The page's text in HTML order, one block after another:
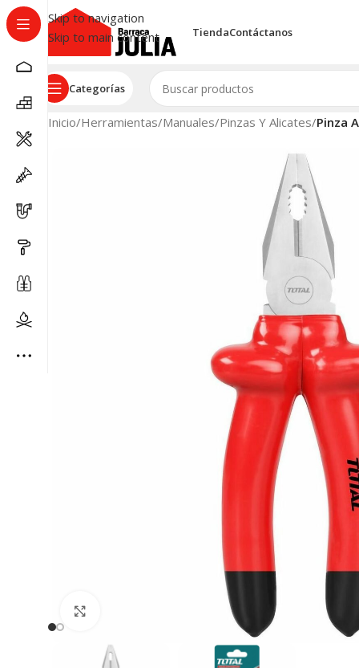
Skip to navigation
Skip to main content
TiendaContáctanos
Categorías
Inicio/Herramientas/Manuales/Pinzas Y Alicates/Pinza